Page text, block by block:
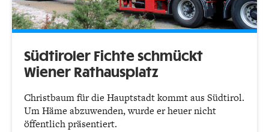
Südtiroler Fichte schmückt
Wiener Rathausplatz
Christbaum für die Hauptstadt kommt aus Südtirol.
Um Häme abzuwenden, wurde er heuer nicht
öffentlich präsentiert.